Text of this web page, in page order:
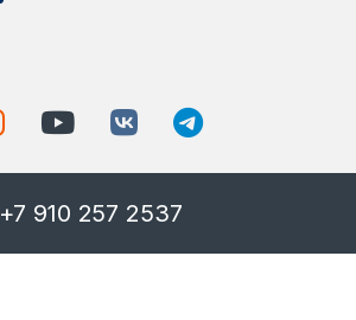
+7 910 257 2537